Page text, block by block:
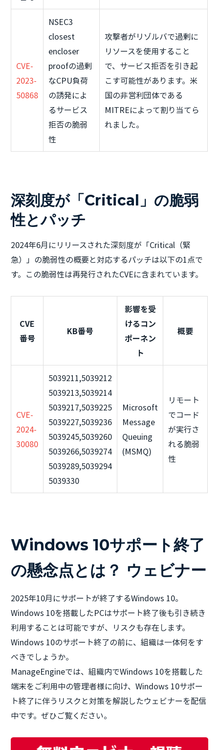
CVE-
2023-
50868
NSEC3
closest
encloser
proofの過剰
なCPU負荷
の誘発によ
るサービス
拒否の脆弱
性
攻撃者がリゾルバで過剰に
リソースを使用すること
で、サービス拒否を引き起
こす可能性があります。米
国の非営利団体である
MITREによって割り当てら
れました。
深刻度が「Critical」の脆弱
性とパッチ
2024年6月にリリースされた深刻度が「Critical（緊
急）」の脆弱性の概要と対応するパッチは以下の1点で
す。この脆弱性は再発行されたCVEに含まれています。
CVE
番号
KB番号
影響を受
けるコン
ポーネン
ト
概要
CVE-
2024-
30080
5039211,5039212
5039213,5039214
5039217,5039225
5039227,5039236
5039245,5039260
5039266,5039274
5039289,5039294
5039330
Microsoft
Message
Queuing
(MSMQ)
リモート
でコード
が実行さ
れる脆弱
性
Windows 10サポート終了
の懸念点とは？ ウェビナー
2025年10月にサポートが終了するWindows 10。
Windows 10を搭載したPCはサポート終了後も引き続き
利用することは可能ですが、リスクも存在します。
Windows 10のサポート終了の前に、組織は一体何をす
べきでしょうか。
ManageEngineでは、組織内でWindows 10を搭載した
端末をご利用中の管理者様に向け、Windows 10サポー
ト終了に伴うリスクと対策を解説したウェビナーを配信
中です。ぜひご覧ください。